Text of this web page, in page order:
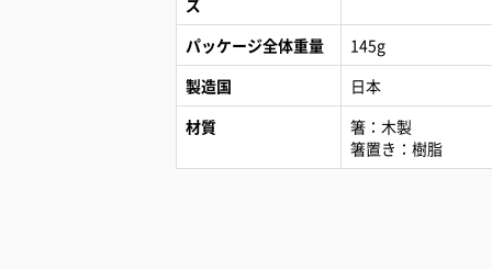
ズ
パッケージ全体重量
145g
製造国
日本
材質
箸：木製
箸置き：樹脂